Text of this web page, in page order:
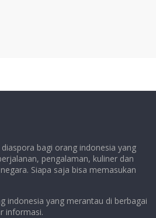
bagi orang indonesia yang
pengalaman, kuliner dan
Siapa saja bisa memasukan
indonesia yang merantau di berbagai
informasi.